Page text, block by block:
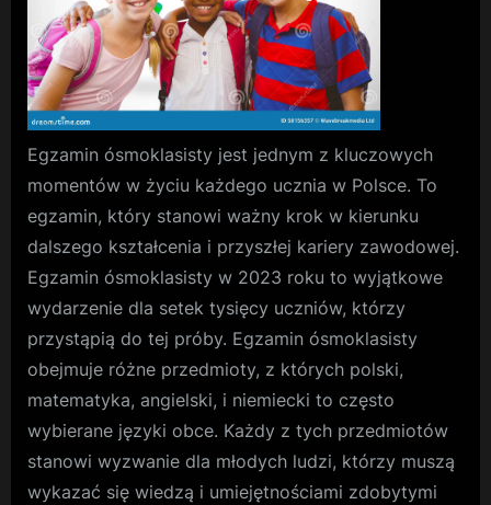
Egzamin ósmoklasisty jest jednym z kluczowych
momentów w życiu każdego ucznia w Polsce. To
egzamin, który stanowi ważny krok w kierunku
dalszego kształcenia i przyszłej kariery zawodowej.
Egzamin ósmoklasisty w 2023 roku to wyjątkowe
wydarzenie dla setek tysięcy uczniów, którzy
przystąpią do tej próby. Egzamin ósmoklasisty
obejmuje różne przedmioty, z których polski,
matematyka, angielski, i niemiecki to często
wybierane języki obce. Każdy z tych przedmiotów
stanowi wyzwanie dla młodych ludzi, którzy muszą
wykazać się wiedzą i umiejętnościami zdobytymi